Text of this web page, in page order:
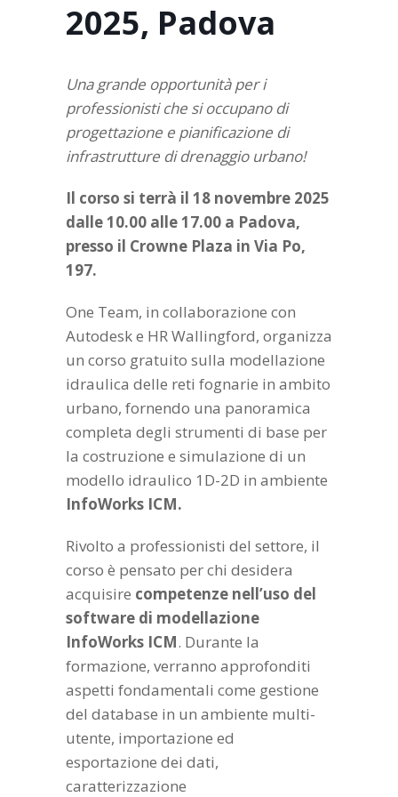
2025, Padova
Una grande opportunità per i
professionisti che si occupano di
progettazione e pianificazione di
infrastrutture di drenaggio urbano!
Il corso si terrà il 18 novembre 2025
dalle 10.00 alle 17.00 a Padova,
presso il Crowne Plaza in Via Po,
197.
One Team, in collaborazione con
Autodesk e HR Wallingford, organizza
un corso gratuito sulla modellazione
idraulica delle reti fognarie in ambito
urbano, fornendo una panoramica
completa degli strumenti di base per
la costruzione e simulazione di un
modello idraulico 1D-2D in ambiente
InfoWorks ICM.
Rivolto a professionisti del settore, il
corso è pensato per chi desidera
acquisire competenze nell’uso del
software di modellazione
InfoWorks ICM. Durante la
formazione, verranno approfonditi
aspetti fondamentali come gestione
del database in un ambiente multi-
utente, importazione ed
esportazione dei dati,
caratterizzazione